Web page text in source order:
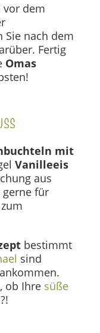
vor dem
Sie nach dem
Fertig
Omas
mit
Vanilleeis
aus
für
bestimmt
sind
ob Ihre süße